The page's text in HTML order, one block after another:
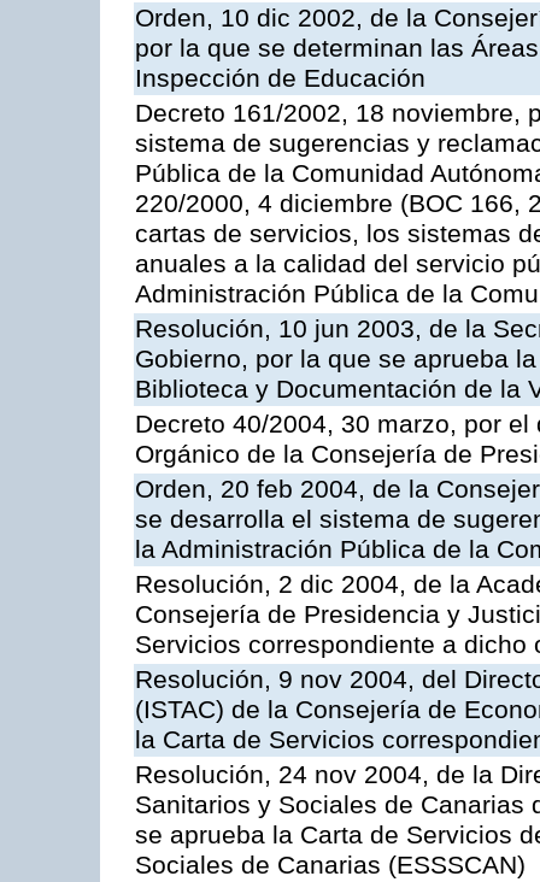
Orden, 10 dic 2002, de la
por la que se determinan las
Inspección de Educación
Decreto 161/2002, 18 noviembre,
sistema de sugerencias y
Pública de la Comunidad
220/2000, 4 diciembre (BOC 166,
cartas de servicios, los sistemas
anuales a la calidad del servicio
Administración Pública de la
Resolución, 10 jun 2003, de la
Gobierno, por la que se aprueba
Biblioteca y Documentación de la
Decreto 40/2004, 30 marzo, por
Orgánico de la Consejería de
Orden, 20 feb 2004, de la
se desarrolla el sistema de
la Administración Pública de la
Resolución, 2 dic 2004, de la
Consejería de Presidencia y
Servicios correspondiente a dicho
Resolución, 9 nov 2004, del
(ISTAC) de la Consejería de
la Carta de Servicios
Resolución, 24 nov 2004, de la
Sanitarios y Sociales de Canarias
se aprueba la Carta de Servicios
Sociales de Canarias (ESSSCAN)